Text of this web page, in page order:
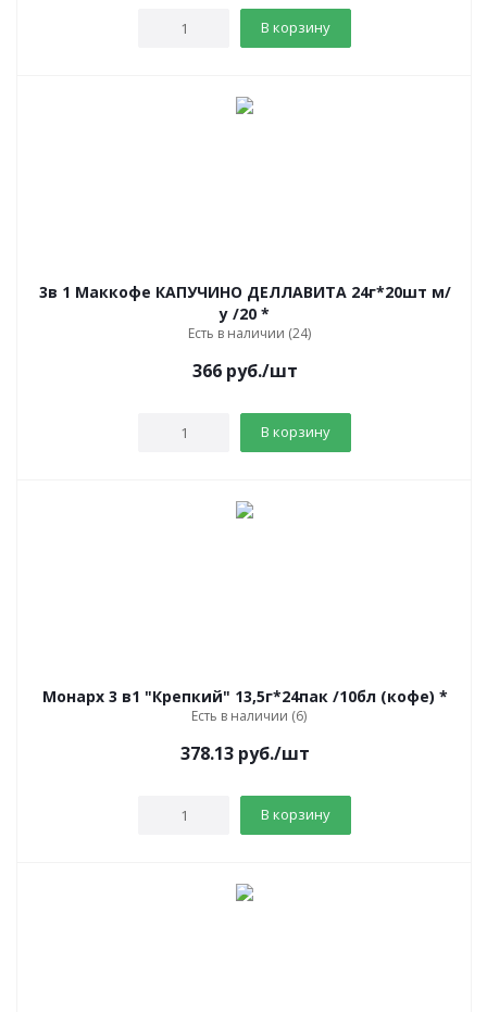
В корзину
3в 1 Маккофе КАПУЧИНО ДЕЛЛАВИТА 24г*20шт м/
у /20 *
Есть в наличии (24)
366руб./шт
В корзину
Монарх 3 в1 "Крепкий" 13,5г*24пак /10бл (кофе) *
Есть в наличии (6)
378.13руб./шт
В корзину